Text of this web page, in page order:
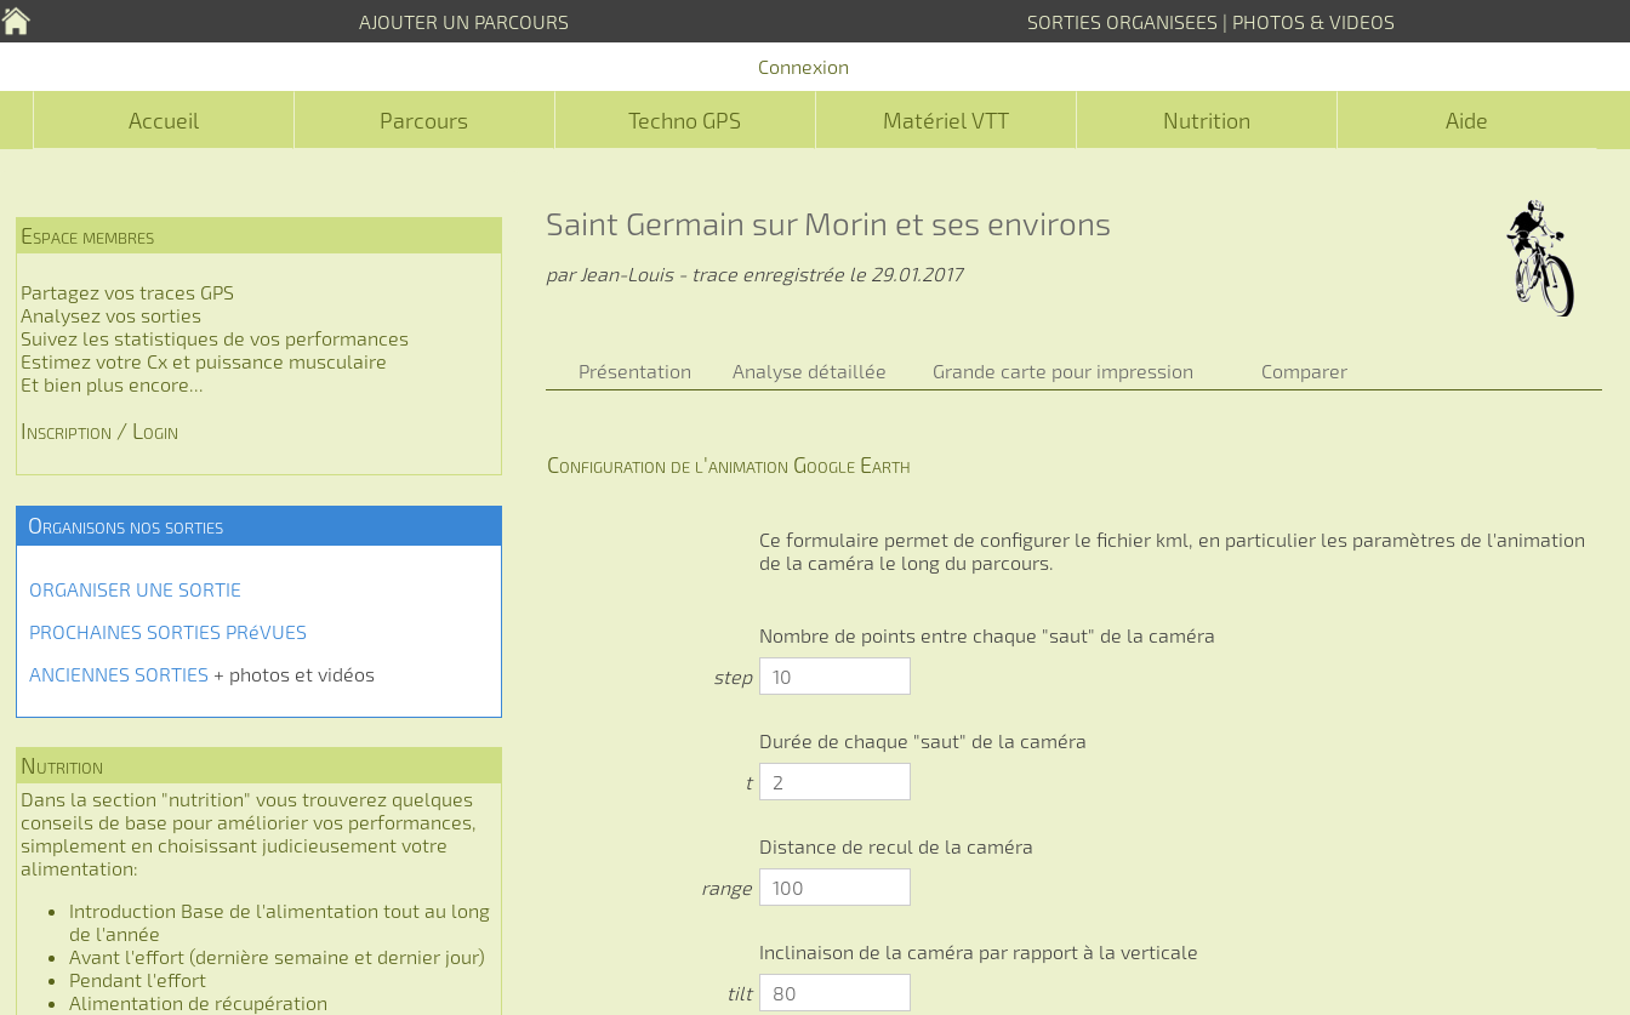
AJOUTER UN PARCOURS SORTIES ORGANISEES | PHOTOS & VIDEOS
Connexion
Accueil Parcours Techno GPS Matériel VTT Nutrition Aide
Espace membres
Partagez vos traces GPS
Analysez vos sorties
Suivez les statistiques de vos performances
Estimez votre Cx et puissance musculaire
Et bien plus encore...
Inscription / Login
Organisons nos sorties
ORGANISER UNE SORTIE
PROCHAINES SORTIES PRéVUES
ANCIENNES SORTIES + photos et vidéos
Nutrition
Dans la section "nutrition" vous trouverez quelques
conseils de base pour améliorier vos performances,
simplement en choisissant judicieusement votre
alimentation:
Introduction Base de l'alimentation tout au long
de l'année
Avant l'effort (dernière semaine et dernier jour)
Pendant l'effort
Alimentation de récupération
Saint Germain sur Morin et ses environs
par Jean-Louis - trace enregistrée le 29.01.2017
Présentation Analyse détaillée Grande carte pour impression Comparer
Configuration de l'animation Google Earth
Ce formulaire permet de configurer le fichier kml, en particulier les paramètres de l'animation
de la caméra le long du parcours.
Nombre de points entre chaque "saut" de la caméra
step
Durée de chaque "saut" de la caméra
t
Distance de recul de la caméra
range
Inclinaison de la caméra par rapport à la verticale
tilt